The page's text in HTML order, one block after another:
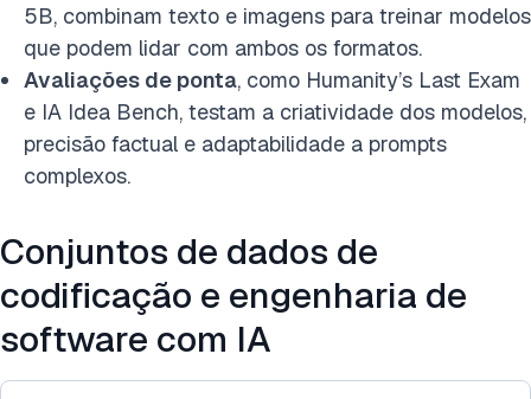
5B, combinam texto e imagens para treinar modelos
que podem lidar com ambos os formatos.
Avaliações de ponta, como Humanity’s Last Exam
e IA Idea Bench, testam a criatividade dos modelos,
precisão factual e adaptabilidade a prompts
complexos.
Conjuntos de dados de
codificação e engenharia de
software com IA